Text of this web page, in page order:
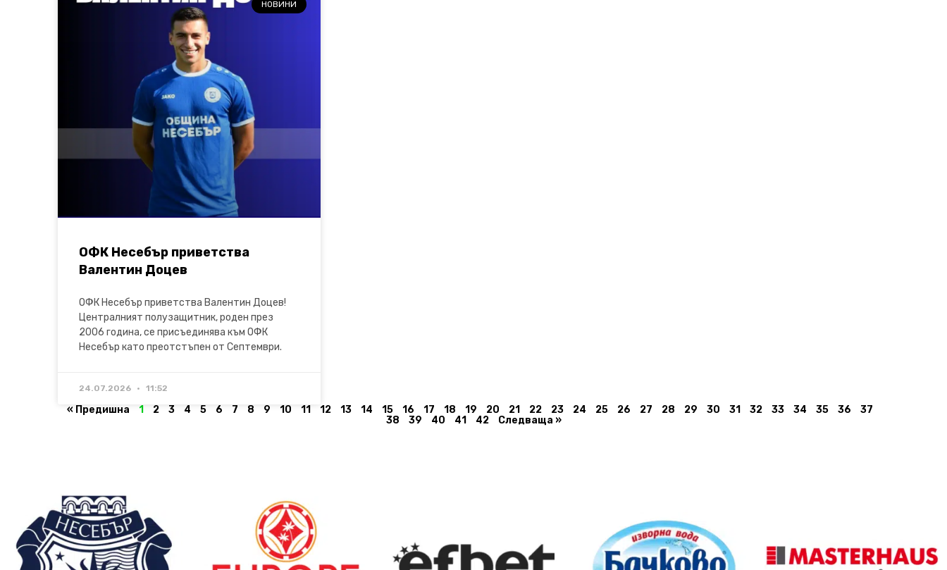
НОВИНИ
ОФК Несебър приветства
Валентин Доцев
ОФК Несебър приветства Валентин Доцев!
Централният полузащитник, роден през
2006 година, се присъединява към ОФК
Несебър като преотстъпен от Септември.
24.07.2026 11:52
« Предишна 1 2 3 4 5 6 7 8 9 10 11 12 13 14 15 16 17 18 19 20 21 22 23 24 25 26 27 28 29 30 31 32 33 34 35 36
37
38
39 40 41 42 Следваща »